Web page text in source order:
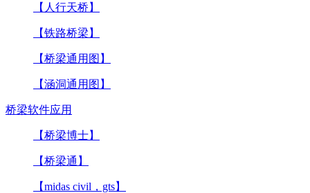
【人行天桥】
【铁路桥梁】
【桥梁通用图】
【涵洞通用图】
桥梁软件应用
【桥梁博士】
【桥梁通】
【midas civil，gts】